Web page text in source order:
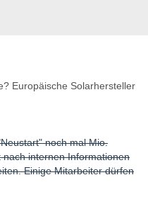
Europäische Solarhersteller
noch mal Mio.
internen Informationen
Einige Mitarbeiter dürfen